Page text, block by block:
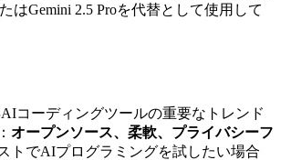
はGemini 2.5 Proを代替として使用して
AIコーディングツールの重要なトレンド
オープンソース、柔軟、プライバシーフ
トでAIプログラミングを試したい場合